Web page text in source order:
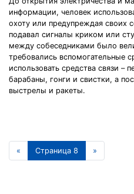
информации, человек
охоту или предупреждая своих
подавал сигналы криком или
между собеседниками было
требовались вспомогательные
использовать средства связи –
барабаны, гонги и свистки, а
выстрелы и ракеты.
« Страница 8 »